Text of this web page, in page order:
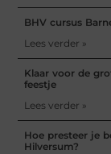
BHV cursus
Lees verder »
Klaar voor de
feestje
Lees verder »
Hoe presteer je
Hilversum?